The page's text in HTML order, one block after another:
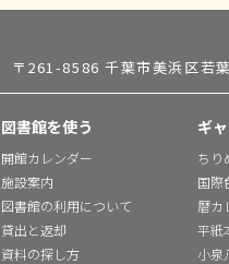
〒261-8586 千葉市美浜区若
図書館を使う
開館カレンダー
施設案内
図書館の利用について
貸出と返却
資料の探し方
ギ
ちり
国際
暦カ
平紙
小泉